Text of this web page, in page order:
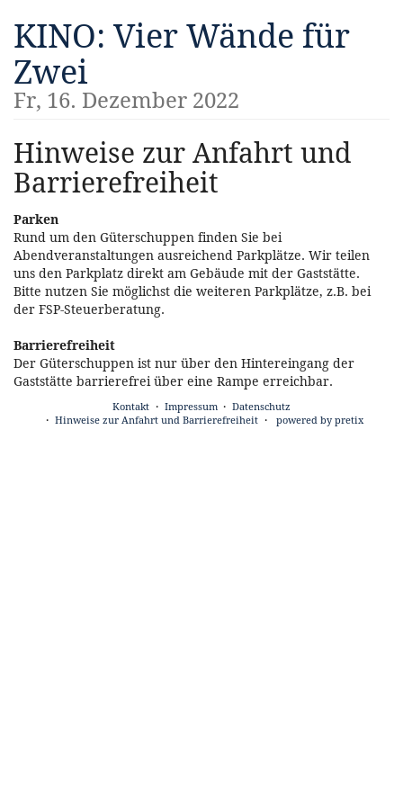
Haupt-
Inhalt
springen
KINO: Vier Wände für
Zwei
Fr, 16. Dezember 2022
Hinweise zur Anfahrt und
Barrierefreiheit
Parken
Rund um den Güterschuppen finden Sie bei
Abendveranstaltungen ausreichend Parkplätze. Wir teilen
uns den Parkplatz direkt am Gebäude mit der Gaststätte.
Bitte nutzen Sie möglichst die weiteren Parkplätze, z.B. bei
der FSP-Steuerberatung.
Barrierefreiheit
Der Güterschuppen ist nur über den Hintereingang der
Gaststätte barrierefrei über eine Rampe erreichbar.
Kontakt Impressum
Datenschutz
Hinweise zur Anfahrt und Barrierefreiheit
powered by pretix